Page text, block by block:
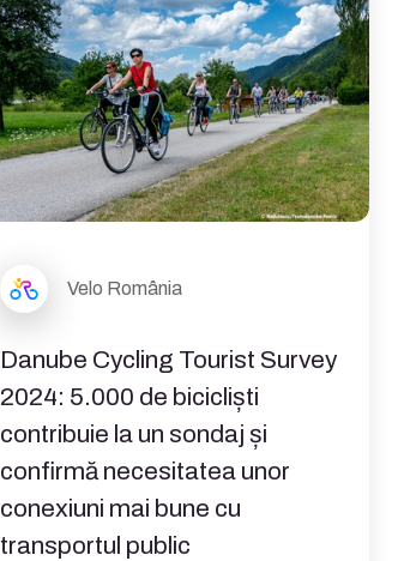
Velo România
Danube Cycling Tourist Survey
2024: 5.000 de bicicliști
contribuie la un sondaj și
confirmă necesitatea unor
conexiuni mai bune cu
transportul public